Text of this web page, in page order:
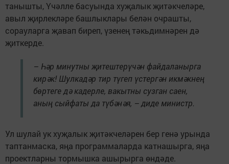
танышты, Үчәлле басуында хуҗалык җитәкчеләре,
авыл җирлекләре башлыклары белән очрашты,
сорауларга җавап биреп, үзенең тәкьдимнәрен дә
җиткерде.
– Һәр минутны җитештерүчән файдаланырга
кирәк! Шулкадәр тир түгеп үстергән икмәкнең
бөртеге дә кадерле, вакытны сузган саен,
аның сыйфаты да түбәнәя, – диде министр.
Ул шулай ук хуҗалык җитәкчеләрен бер генә урында
таптанмаска, яңа программаларда катнашырга, яңа
проектларны тормышка ашырырга өндәде.